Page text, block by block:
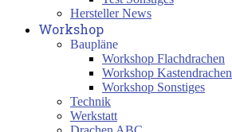
Hersteller News
Workshop
Baupläne
Workshop Flachdrachen
Workshop Kastendrachen
Workshop Sonstiges
Technik
Werkstatt